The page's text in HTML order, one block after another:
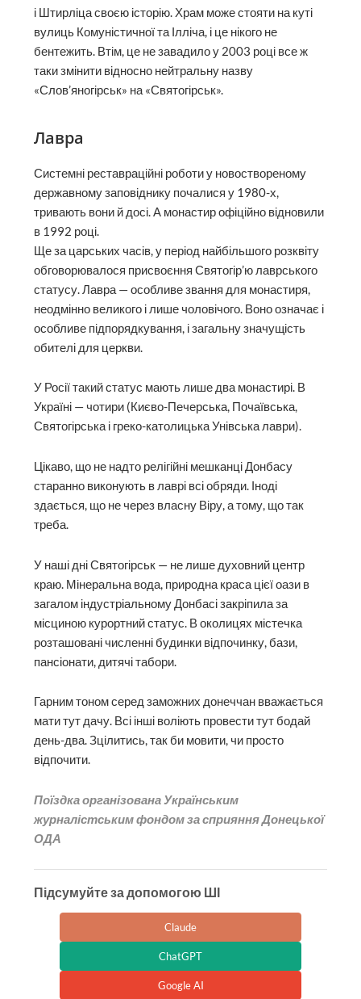
і Штирліца своєю історію. Храм може стояти на куті
вулиць Комуністичної та Ілліча, і це нікого не
бентежить. Втім, це не завадило у 2003 році все ж
таки змінити відносно нейтральну назву
«Слов’яногірськ» на «Святогірськ».
Лавра
Системні реставраційні роботи у новоствореному
державному заповіднику почалися у 1980-х,
тривають вони й досі. А монастир офіційно відновили
в 1992 році.
Ще за царських часів, у період найбільшого розквіту
обговорювалося присвоєння Святогір’ю лаврського
статусу. Лавра — особливе звання для монастиря,
неодмінно великого і лише чоловічого. Воно означає і
особливе підпорядкування, і загальну значущість
обителі для церкви.
У Росії такий статус мають лише два монастирі. В
Україні — чотири (Києво-Печерська, Почаївська,
Святогірська і греко-католицька Унівська лаври).
Цікаво, що не надто релігійні мешканці Донбасу
старанно виконують в лаврі всі обряди. Іноді
здається, що не через власну Віру, а тому, що так
треба.
У наші дні Святогірськ — не лише духовний центр
краю. Мінеральна вода, природна краса цієї оази в
загалом індустріальному Донбасі закріпила за
місциною курортний статус. В околицях містечка
розташовані численні будинки відпочинку, бази,
пансіонати, дитячі табори.
Гарним тоном серед заможних донеччан вважається
мати тут дачу. Всі інші воліють провести тут бодай
день-два. Зцілитись, так би мовити, чи просто
відпочити.
Поїздка організована Українським
журналістським фондом за сприяння Донецької
ОДА
Підсумуйте за допомогою ШІ
Claude
ChatGPT
Google AI